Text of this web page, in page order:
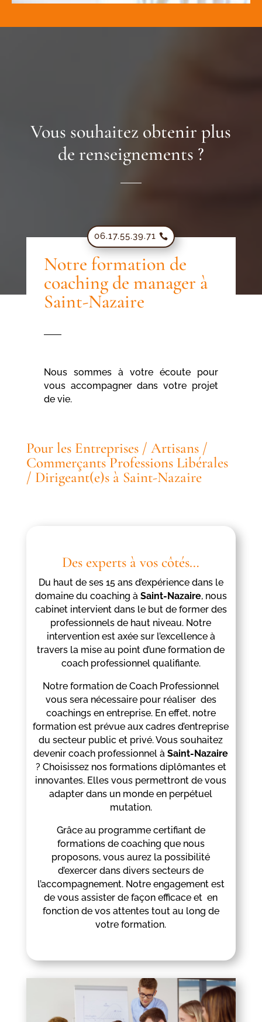
Vous souhaitez obtenir plus
de renseignements ?
06.17.55.39.71
Notre formation de
coaching de manager à
Saint-Nazaire
Nous sommes à votre écoute pour
vous accompagner dans votre projet
de vie.
Pour les Entreprises / Artisans /
Commerçants Professions Libérales
/ Dirigeant(e)s à Saint-Nazaire
Des experts à vos côtés…
Du haut de ses 15 ans d’expérience dans le
domaine du coaching à Saint-Nazaire, nous
cabinet intervient dans le but de former des
professionnels de haut niveau. Notre
intervention est axée sur l’excellence à
travers la mise au point d’une formation de
coach professionnel qualifiante.
Notre formation de Coach Professionnel
vous sera nécessaire pour réaliser des
coachings en entreprise. En effet, notre
formation est prévue aux cadres d’entreprise
du secteur public et privé. Vous souhaitez
devenir coach professionnel àSaint-Nazaire
? Choisissez nos formations diplômantes et
innovantes. Elles vous permettront de vous
adapter dans un monde en perpétuel
mutation.
Grâce au programme certifiant de
formations de coaching que nous
proposons, vous aurez la possibilité
d’exercer dans divers secteurs de
l’accompagnement. Notre engagement est
de vous assister de façon efficace et en
fonction de vos attentes tout au long de
votre formation.